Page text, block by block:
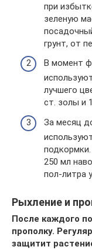
при
зеленую
грунт, от
В момент
лучшего
ст. золы и
За месяц
250 мл
пол-литра
Рыхление и
После каждого
прополку.
защитит